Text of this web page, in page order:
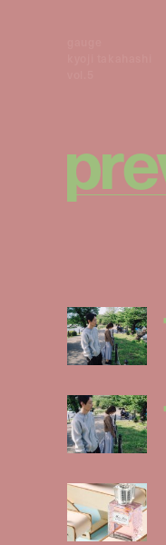
pre